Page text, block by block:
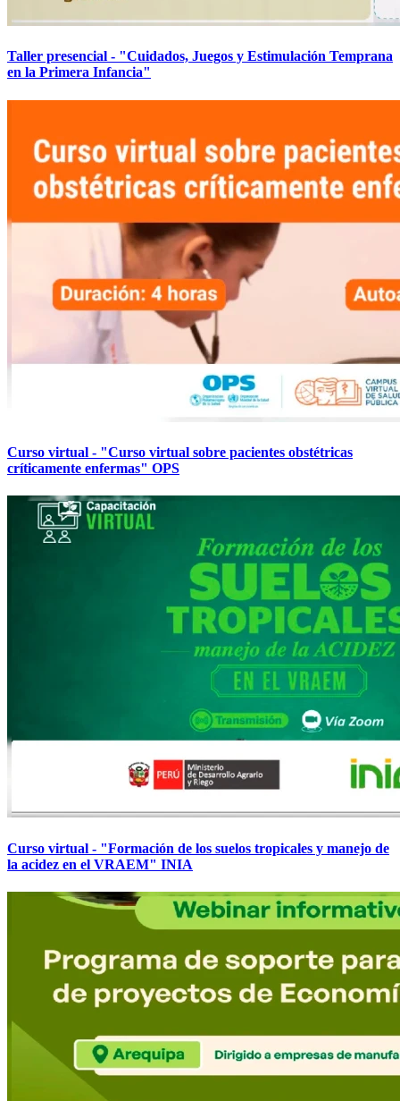
Taller presencial - "Cuidados, Juegos y Estimulación Temprana
en la Primera Infancia"
Curso virtual - "Curso virtual sobre pacientes obstétricas
críticamente enfermas" OPS
Curso virtual - "Formación de los suelos tropicales y manejo de
la acidez en el VRAEM" INIA